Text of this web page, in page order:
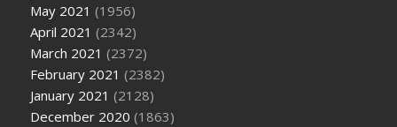
May 2021 (1956)
April 2021 (2342)
March 2021 (2372)
February 2021 (2382)
January 2021 (2128)
December 2020 (1863)